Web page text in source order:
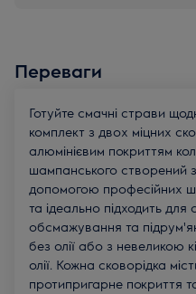
Переваги
Готуйте смачні страви
комплект з двох міцних
алюмінієвим покриттям
шампанського створений
допомогою професійних
та ідеально підходить
обсмажування та
без олії або з невеликою
олії. Кожна сковорідка
протипригарне покриття